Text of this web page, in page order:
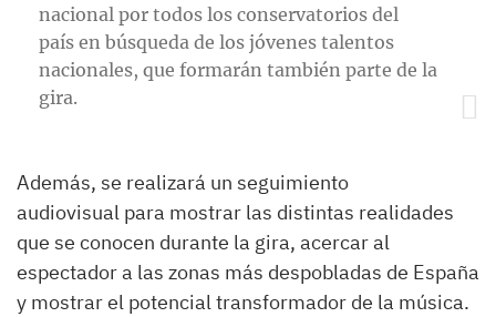
nacional por todos los conservatorios del
país en búsqueda de los jóvenes talentos
nacionales, que formarán también parte de la
gira.
Además, se realizará un seguimiento
audiovisual para mostrar las distintas realidades
que se conocen durante la gira, acercar al
espectador a las zonas más despobladas de España
y mostrar el potencial transformador de la música.